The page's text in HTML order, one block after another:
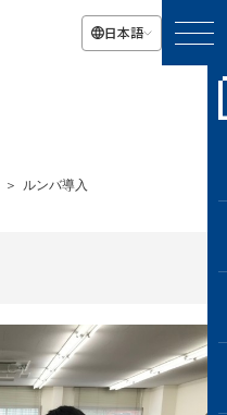
日本語
ルンバ導入